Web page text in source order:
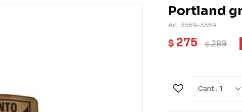
Portland
3569-3569
$ 275 $289
1